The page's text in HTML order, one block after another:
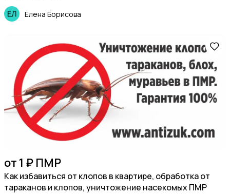
Елена Борисова
от 1 ₽ ПМР
Как избавиться от клопов в квартире, обработка от
тараканов и клопов, уничтожение насекомых ПМР